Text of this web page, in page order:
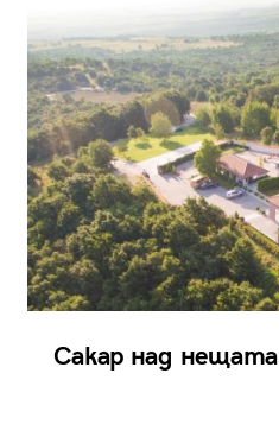
Сакар над нещата